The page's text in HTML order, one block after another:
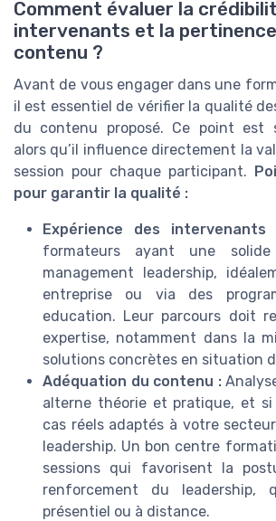
Comment évaluer la
intervenants et la
contenu ?
Avant de vous engager dans une
il est essentiel de vérifier la qualité
du contenu proposé. Ce point est
alors qu’il influence directement la
session pour chaque participant.
pour garantir la qualité :
Expérience des intervenants
formateurs ayant une solide
management leadership,
entreprise ou via des
education. Leur parcours doit
expertise, notamment dans la
solutions concrètes en situation
Adéquation du contenu :
alterne théorie et pratique, et si
cas réels adaptés à votre
leadership. Un bon centre
sessions qui favorisent la
renforcement du
présentiel ou à distance.